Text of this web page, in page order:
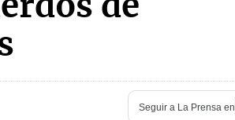
de
Seguir a La Prensa en